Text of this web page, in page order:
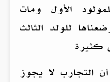
الأول ومات
للولد الثالث
كثيرة
التجارب لا يجوز